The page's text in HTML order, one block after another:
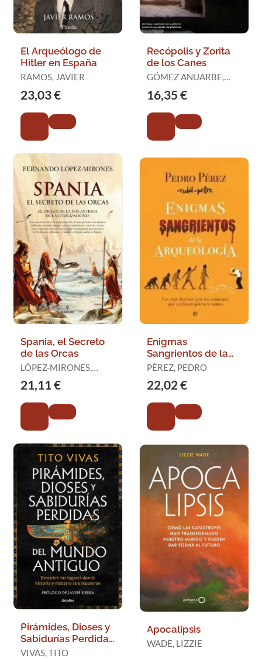
El Arqueólogo de
Hitler en España
RAMOS, JAVIER
23,03 €
Recópolis y Zorita
de los Canes
GÓMEZ ANUARBE,
16,35 €
Spania, el Secreto
de las Orcas
LÓPEZ-MIRONES,
FERNANDO
21,11 €
Enigmas
Sangrientos de la
Arqueología
PÈREZ, PEDRO
22,02 €
Pirámides, Dioses y
Sabidurías Perdidas
del Mundo Antiguo
VIVAS, TITO
Apocalipsis
WADE, LIZZIE